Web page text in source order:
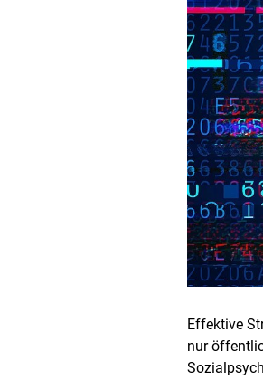
Effektive
nur